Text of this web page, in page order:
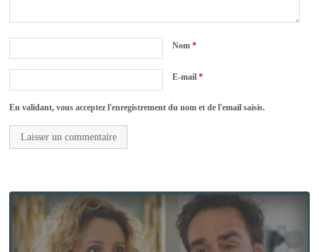
Nom*
E-mail*
En validant, vous acceptez l'enregistrement du nom et de l'email saisis.